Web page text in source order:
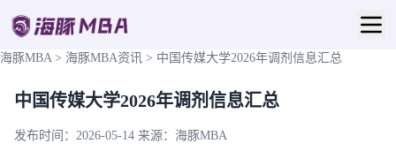
海豚MBA > 海豚MBA资讯 > 中国传媒大学2026年调剂信息汇总
中国传媒大学2026年调剂信息汇总
发布时间：2026-05-14 来源：海豚MBA